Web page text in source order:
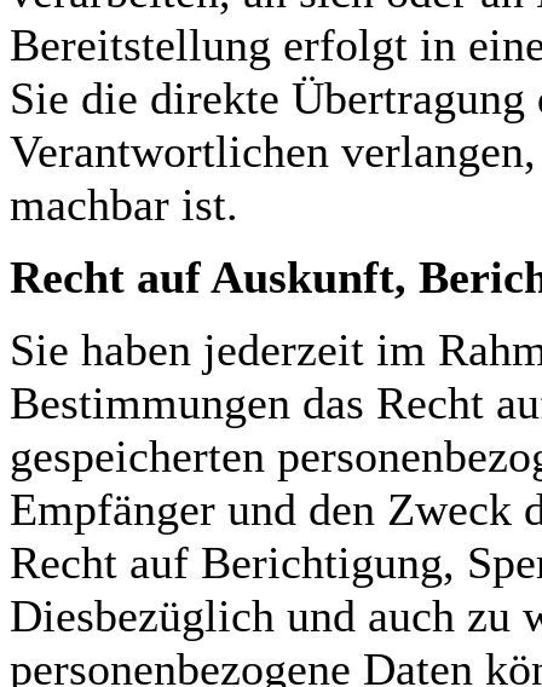
Bereitstellung erfolgt in
Sie die direkte Übertragung
Verantwortlichen
machbar ist.
Recht auf Auskunft,
Sie haben jederzeit im
Bestimmungen das Recht
gespeicherten
Empfänger und den Zweck
Recht auf Berichtigung,
Diesbezüglich und auch zu
personenbezogene Daten